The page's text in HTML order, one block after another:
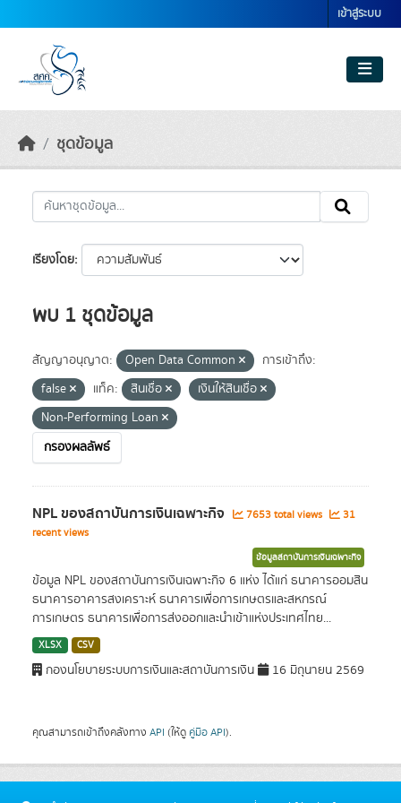
เข้าสู่ระบบ
ชุดข้อมูล
เรียงโดย
พบ 1 ชุดข้อมูล
สัญญาอนุญาต: Open Data Common
การเข้าถึง:
false
แท็ค: สินเชื่อ
เงินให้สินเชื่อ
Non-Performing Loan
กรองผลลัพธ์
NPL ของสถาบันการเงินเฉพาะกิจ 7653 total views
31
recent views
ข้อมูลสถาบันการเงินเฉพาะกิจ
ข้อมูล NPL ของสถาบันการเงินเฉพาะกิจ 6 แห่ง ได้แก่ ธนาคารออมสิน
ธนาคารอาคารสงเคราะห์ ธนาคารเพื่อการเกษตรและสหกรณ์
การเกษตร ธนาคารเพื่อการส่งออกและนำเข้าแห่งประเทศไทย...
XLSX CSV
กองนโยบายระบบการเงินและสถาบันการเงิน 16 มิถุนายน 2569
คุณสามารถเข้าถึงคลังทาง API (ให้ดู คู่มือ API).